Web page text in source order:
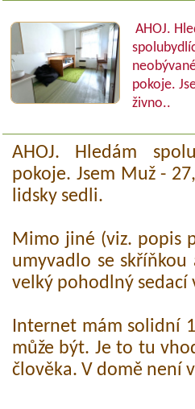
AHOJ.
pokoje.
živno..
AHOJ. Hledám
pokoje. Jsem Muž -
lidsky sedli.
Mimo jiné (viz. popis
umyvadlo se
velký pohodlný
Internet mám solidní
může být. Je to tu
člověka. V domě není